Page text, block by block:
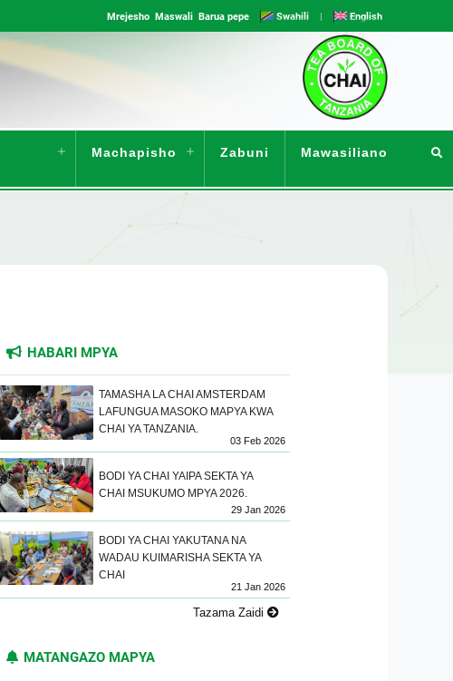
Mrejesho Maswali Barua pepe Swahili | English
Machapisho Zabuni Mawasiliano
HABARI MPYA
TAMASHA LA CHAI AMSTERDAM
LAFUNGUA MASOKO MAPYA KWA
CHAI YA TANZANIA.
03 Feb 2026
BODI YA CHAI YAIPA SEKTA YA
CHAI MSUKUMO MPYA 2026.
29 Jan 2026
BODI YA CHAI YAKUTANA NA
WADAU KUIMARISHA SEKTA YA
CHAI
21 Jan 2026
Tazama Zaidi
MATANGAZO MAPYA